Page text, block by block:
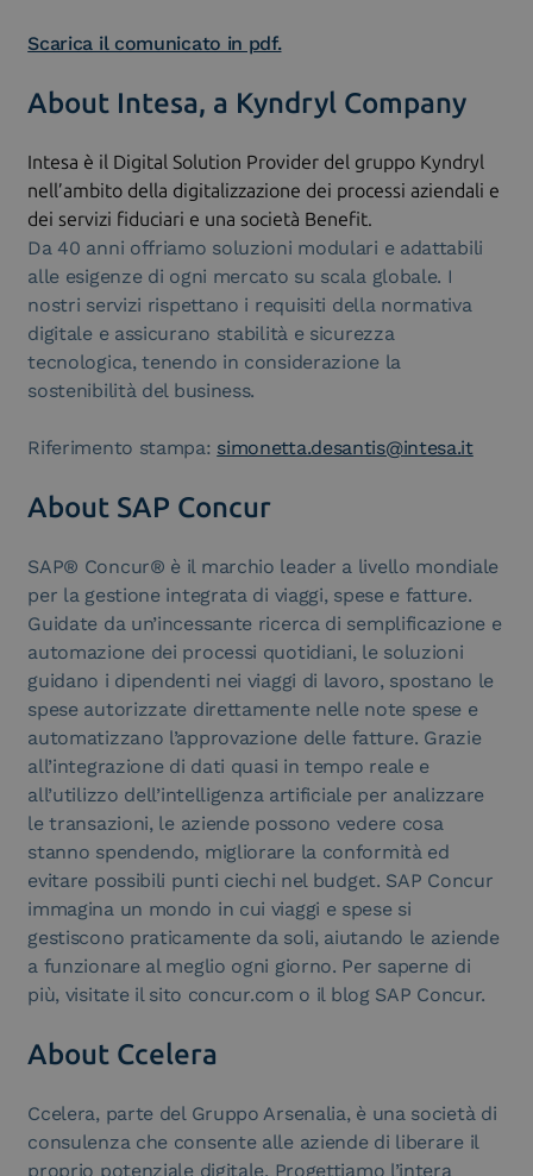
Scarica il comunicato in pdf.
About Intesa, a Kyndryl Company
Intesa è il Digital Solution Provider del gruppo Kyndryl
nell’ambito della digitalizzazione dei processi aziendali e
dei servizi fiduciari e una società Benefit.
Da 40 anni offriamo soluzioni modulari e adattabili
alle esigenze di ogni mercato su scala globale. I
nostri servizi rispettano i requisiti della normativa
digitale e assicurano stabilità e sicurezza
tecnologica, tenendo in considerazione la
sostenibilità del business.
Riferimento stampa: simonetta.desantis@intesa.it
About SAP Concur
SAP® Concur® è il marchio leader a livello mondiale
per la gestione integrata di viaggi, spese e fatture.
Guidate da un’incessante ricerca di semplificazione e
automazione dei processi quotidiani, le soluzioni
guidano i dipendenti nei viaggi di lavoro, spostano le
spese autorizzate direttamente nelle note spese e
automatizzano l’approvazione delle fatture. Grazie
all’integrazione di dati quasi in tempo reale e
all’utilizzo dell’intelligenza artificiale per analizzare
le transazioni, le aziende possono vedere cosa
stanno spendendo, migliorare la conformità ed
evitare possibili punti ciechi nel budget. SAP Concur
immagina un mondo in cui viaggi e spese si
gestiscono praticamente da soli, aiutando le aziende
a funzionare al meglio ogni giorno. Per saperne di
più, visitate il sito concur.com o il blog SAP Concur.
About Ccelera
Ccelera, parte del Gruppo Arsenalia, è una società di
consulenza che consente alle aziende di liberare il
proprio potenziale digitale. Progettiamo l’intera